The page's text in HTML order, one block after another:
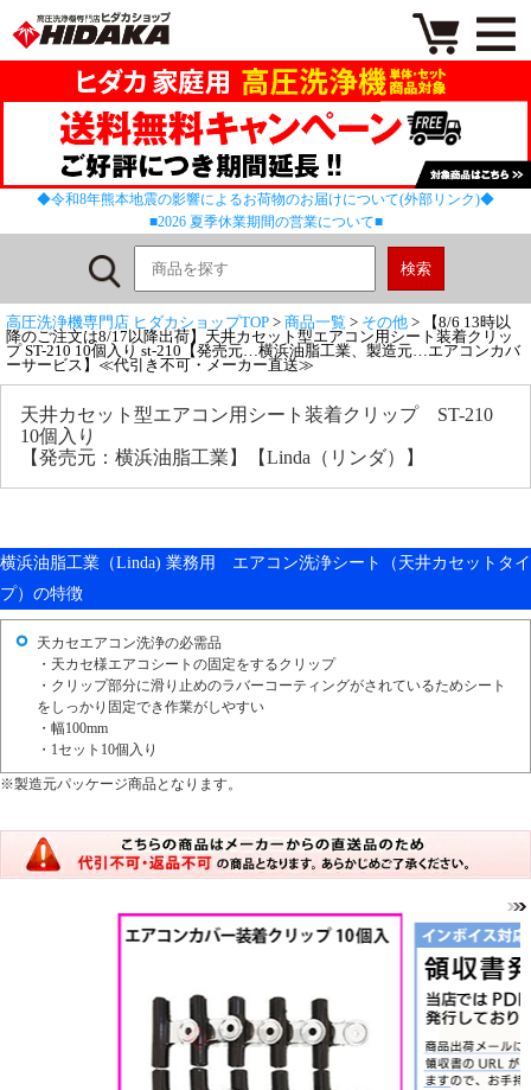
◆令和8年熊本地震の影響によるお荷物のお届けについて(外部リンク)◆
■2026 夏季休業期間の営業について■
高圧洗浄機専門店 ヒダカショップTOP > 商品一覧 > その他 > 【8/6 13時以
降のご注文は8/17以降出荷】天井カセット型エアコン用シート装着クリッ
プ ST-210 10個入り st-210【発売元…横浜油脂工業、製造元…エアコンカバ
ーサービス】≪代引き不可・メーカー直送≫
天井カセット型エアコン用シート装着クリップ ST-210
10個入り
【発売元：横浜油脂工業】【Linda（リンダ）】
横浜油脂工業（Linda) 業務用 エアコン洗浄シート（天井カセットタイ
プ）の特徴
天カセエアコン洗浄の必需品
・天カセ様エアコシートの固定をするクリップ
・クリップ部分に滑り止めのラバーコーティングがされているためシート
をしっかり固定でき作業がしやすい
・幅100mm
・1セット10個入り
※製造元パッケージ商品となります。